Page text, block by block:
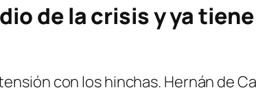
de la crisis y ya tiene
con los hinchas. Hernán de